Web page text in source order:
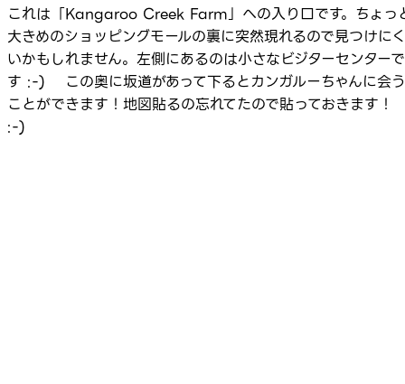
これは「Kangaroo Creek Farm」への入り口です。ちょっ
大きめのショッピングモールの裏に突然現れるので見つけにく
いかもしれません。左側にあるのは小さなビジターセンターで
す :-) この奥に坂道があって下るとカンガルーちゃんに会う
ことができます！地図貼るの忘れてたので貼っておきます！
:-)